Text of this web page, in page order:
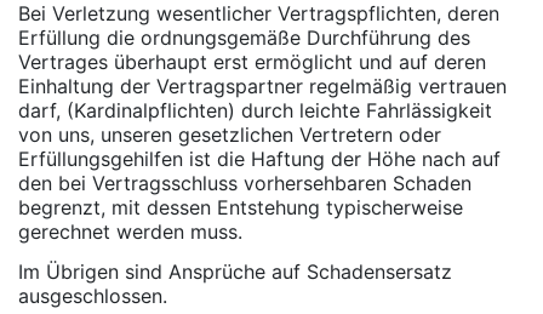
Bei Verletzung wesentlicher Vertragspflichten, deren
Erfüllung die ordnungsgemäße Durchführung des
Vertrages überhaupt erst ermöglicht und auf deren
Einhaltung der Vertragspartner regelmäßig vertrauen
darf, (Kardinalpflichten) durch leichte Fahrlässigkeit
von uns, unseren gesetzlichen Vertretern oder
Erfüllungsgehilfen ist die Haftung der Höhe nach auf
den bei Vertragsschluss vorhersehbaren Schaden
begrenzt, mit dessen Entstehung typischerweise
gerechnet werden muss.
Im Übrigen sind Ansprüche auf Schadensersatz
ausgeschlossen.